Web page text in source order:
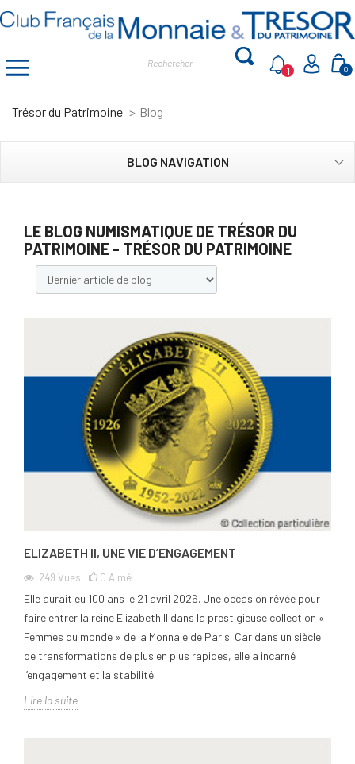
0
1
Trésor du Patrimoine Blog
BLOG NAVIGATION
LE BLOG NUMISMATIQUE DE TRÉSOR DU
PATRIMOINE - TRÉSOR DU PATRIMOINE
ELIZABETH II, UNE VIE D’ENGAGEMENT
249 Vues 0 Aimé
Elle aurait eu 100 ans le 21 avril 2026. Une occasion rêvée pour
faire entrer la reine Elizabeth II dans la prestigieuse collection «
Femmes du monde » de la Monnaie de Paris. Car dans un siècle
de transformations de plus en plus rapides, elle a incarné
l’engagement et la stabilité.
Lire la suite